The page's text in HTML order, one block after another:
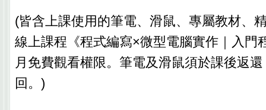
(皆含上課使用的筆電、滑鼠、專屬教材、
線上課程《程式編寫×微型電腦實作｜入門
月免費觀看權限。筆電及滑鼠須於課後返
回。)